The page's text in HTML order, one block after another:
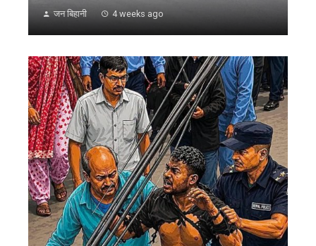
जन बिहानी 4 weeks ago